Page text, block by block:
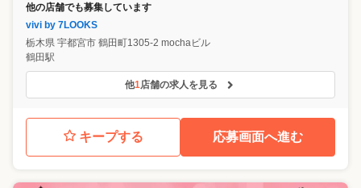
他の店舗でも募集しています
vivi by 7LOOKS
栃木県 宇都宮市 鶴田町1305-2 mochaビル
鶴田駅
他1店舗の求人を見る
キープする 応募画面へ進む